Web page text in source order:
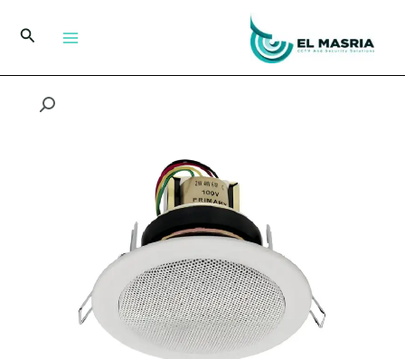
المحتوى
البحث